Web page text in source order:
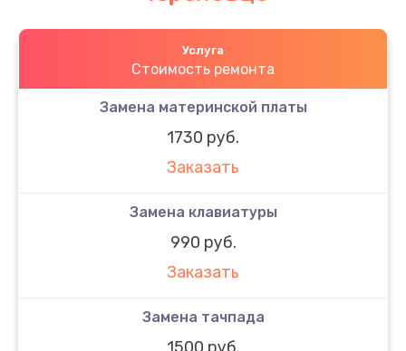
Услуга
Стоимость ремонта
Замена материнской платы
1730 руб.
Заказать
Замена клавиатуры
990 руб.
Заказать
Замена тачпада
1500 руб.